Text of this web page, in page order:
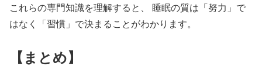
これらの専門知識を理解すると、 睡眠の質は「努力」で
はなく「習慣」で決まることがわかります。
【まとめ】